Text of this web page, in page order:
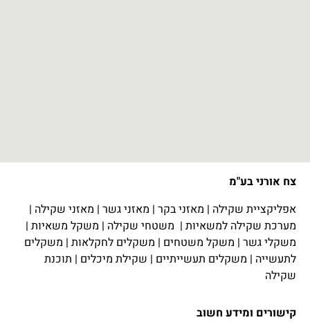
צח אורני בע"מ
אפליקציית שקילה | מאזני בקר | מאזני גשר | מאזני שקילה |
מערכת שקילה למשאיות | משטחי שקילה | משקל משאיות |
משקלי גשר | משקל משטחים | משקלים לחקלאות | משקלים
לתעשייה | משקלים תעשייתיים | שקילת מיכלים | תוכנת
שקילה
קישורים ומידע חשוב